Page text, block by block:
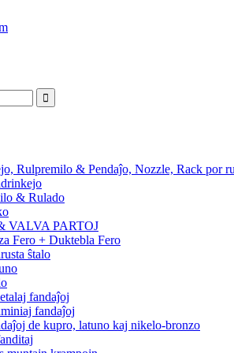
Rulpremilo & Pendaĵo, Nozzle, Rack por
& Rulado
VALVA PARTOJ
Fero + Duktebla Fero
ŝtalo
fandaĵoj
fandaĵoj
de kupro, latuno kaj nikelo-bronzo